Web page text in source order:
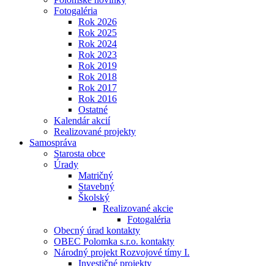
Fotogaléria
Rok 2026
Rok 2025
Rok 2024
Rok 2023
Rok 2019
Rok 2018
Rok 2017
Rok 2016
Ostatné
Kalendár akcií
Realizované projekty
Samospráva
Starosta obce
Úrady
Matričný
Stavebný
Školský
Realizované akcie
Fotogaléria
Obecný úrad kontakty
OBEC Polomka s.r.o. kontakty
Národný projekt Rozvojové tímy I.
Investičné projekty